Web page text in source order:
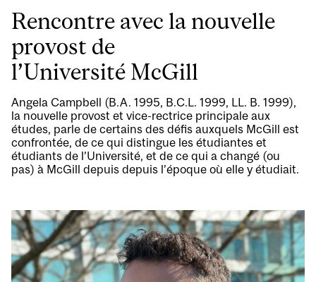
Rencontre avec la nouvelle
provost de
l’Université McGill
Angela Campbell (B.A. 1995, B.C.L. 1999, LL. B. 1999),
la nouvelle provost et vice-rectrice principale aux
études, parle de certains des défis auxquels McGill est
confrontée, de ce qui distingue les étudiantes et
étudiants de l’Université, et de ce qui a changé (ou
pas) à McGill depuis depuis l’époque où elle y étudiait.